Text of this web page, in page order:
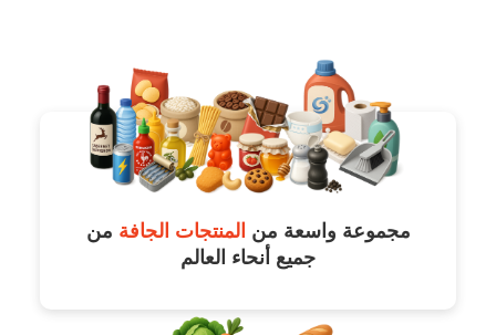
مجموعة واسعة من المنتجات الجافة من
جميع أنحاء العالم